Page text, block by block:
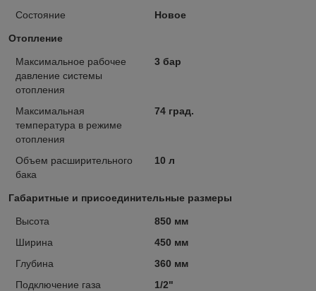
Состояние Новое
Отопление
Максимальное рабочее
давление системы
отопления
3 бар
Максимальная
температура в режиме
отопления
74 град.
Объем расширительного
бака
10 л
Габаритные и присоединительные размеры
Высота
850 мм
Ширина
450 мм
Глубина
360 мм
Подключение газа
1/2"